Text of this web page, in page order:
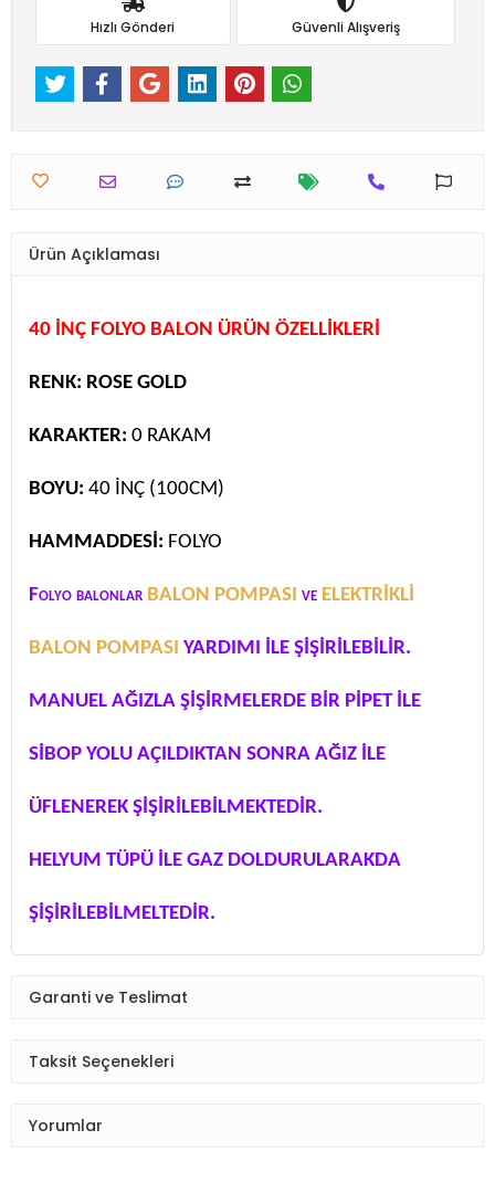
Hızlı Gönderi Güvenli Alışveriş
Ürün Açıklaması
40 İNÇ FOLYO BALON ÜRÜN ÖZELLİKLERİ
RENK: ROSE GOLD
KARAKTER: 0 RAKAM
BOYU: 40 İNÇ (100CM)
HAMMADDESİ: FOLYO
Folyo balonlar BALON POMPASI ve ELEKTRİKLİ
BALON POMPASI YARDIMI İLE ŞİŞİRİLEBİLİR.
MANUEL AĞIZLA ŞİŞİRMELERDE BİR PİPET İLE
SİBOP YOLU AÇILDIKTAN SONRA AĞIZ İLE
ÜFLENEREK ŞİŞİRİLEBİLMEKTEDİR.
HELYUM TÜPÜ İLE GAZ DOLDURULARAKDA
ŞİŞİRİLEBİLMELTEDİR.
Garanti ve Teslimat
Taksit Seçenekleri
Yorumlar